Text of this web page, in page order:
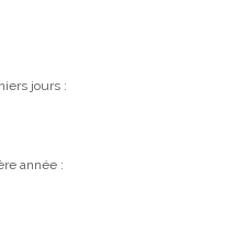
jours :
année :